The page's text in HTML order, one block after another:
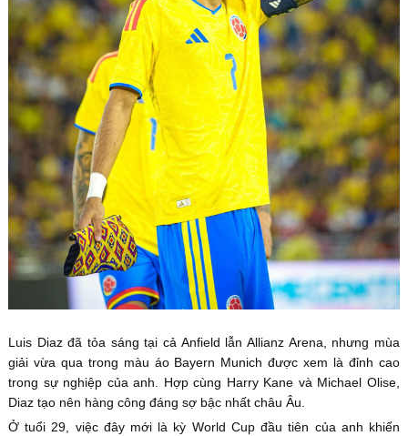
Luis Diaz đã tỏa sáng tại cả Anfield lẫn Allianz Arena, nhưng mùa
giải vừa qua trong màu áo Bayern Munich được xem là đỉnh cao
trong sự nghiệp của anh. Hợp cùng Harry Kane và Michael Olise,
Diaz tạo nên hàng công đáng sợ bậc nhất châu Âu.
Ở tuổi 29, việc đây mới là kỳ World Cup đầu tiên của anh khiến